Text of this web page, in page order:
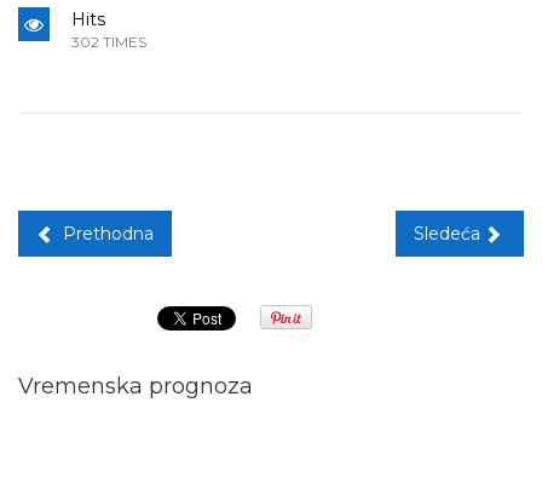
Hits
302 TIMES
Prethodna Sledeća
Vremenska prognoza